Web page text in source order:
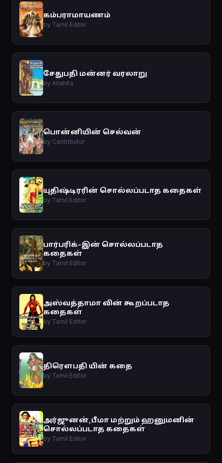
கம்பராமாயணம்
by Tamil Editor
சேதுபதி மன்னர் வரலாறு
by Anahita
பொன்னியின் செல்வன்
by Contributor
யுதிஷ்டிரரின் சொல்லப்படாத கதைகள்
by Tamil Editor
பார்பரிக்-இன் சொல்லப்படாத
கதைகள்
by Tamil Editor
அஸ்வத்தாமா வின் கூறப்படாத
கதைகள்
by Tamil Editor
திரௌபதி யின் கதை
by Tamil Editor
அர்ஜுனன்,பீமா மற்றும் ஹனுமனின்
சொல்லப்படாத கதைகள்
by Tamil Editor